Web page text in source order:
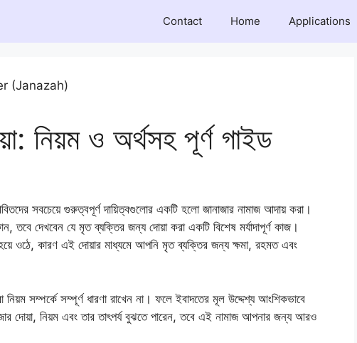
Contact Home Applications
নিয়ম ও অর্থসহ পূর্ণ গাইড
সবচেয়ে গুরুত্বপূর্ণ দায়িত্বগুলোর একটি হলো জানাজার নামাজ আদায় করা।
তবে দেখবেন যে মৃত ব্যক্তির জন্য দোয়া করা একটি বিশেষ মর্যাদাপূর্ণ কাজ।
ওঠে, কারণ এই দোয়ার মাধ্যমে আপনি মৃত ব্যক্তির জন্য ক্ষমা, রহমত এবং
সম্পর্কে সম্পূর্ণ ধারণা রাখেন না। ফলে ইবাদতের মূল উদ্দেশ্য আংশিকভাবে
দোয়া, নিয়ম এবং তার তাৎপর্য বুঝতে পারেন, তবে এই নামাজ আপনার জন্য আরও